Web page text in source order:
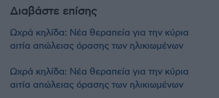
Διαβάστε επίσης
Ωχρά κηλίδα: Νέα θεραπεία για την κύρια
αιτία απώλειας όρασης των ηλικιωμένων
Ωχρά κηλίδα: Νέα θεραπεία για την κύρια
αιτία απώλειας όρασης των ηλικιωμένων